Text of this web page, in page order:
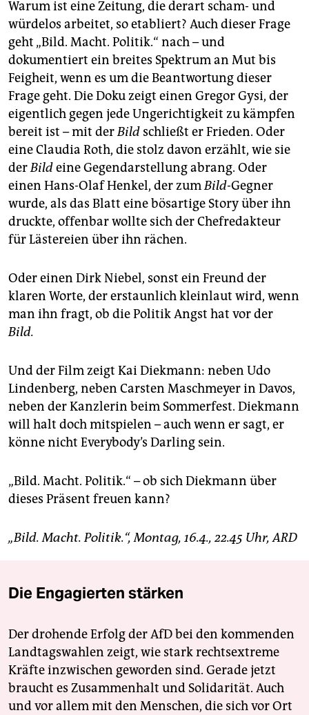
Warum ist eine Zeitung, die derart scham- und
würdelos arbeitet, so etabliert? Auch dieser Frage
geht „Bild. Macht. Politik.“ nach – und
dokumentiert ein breites Spektrum an Mut bis
Feigheit, wenn es um die Beantwortung dieser
Frage geht. Die Doku zeigt einen Gregor Gysi, der
eigentlich gegen jede Ungerichtigkeit zu kämpfen
bereit ist – mit derBild schließt er Frieden. Oder
eine Claudia Roth, die stolz davon erzählt, wie sie
derBildeine Gegendarstellung abrang. Oder
einen Hans-Olaf Henkel, der zumBild-Gegner
wurde, als das Blatt eine bösartige Story über ihn
druckte, offenbar wollte sich der Chefredakteur
für Lästereien über ihn rächen.
Oder einen Dirk Niebel, sonst ein Freund der
klaren Worte, der erstaunlich kleinlaut wird, wenn
man ihn fragt, ob die Politik Angst hat vor der
Bild.
Und der Film zeigt Kai Diekmann: neben Udo
Lindenberg, neben Carsten Maschmeyer in Davos,
neben der Kanzlerin beim Sommerfest. Diekmann
will halt doch mitspielen – auch wenn er sagt, er
könne nicht Everybody’s Darling sein.
„Bild. Macht. Politik.“ – ob sich Diekmann über
dieses Präsent freuen kann?
„Bild. Macht. Politik.“, Montag, 16.4., 22.45 Uhr, ARD
Die Engagierten stärken
Der drohende Erfolg der AfD bei den kommenden
Landtagswahlen zeigt, wie stark rechtsextreme
Kräfte inzwischen geworden sind. Gerade jetzt
braucht es Zusammenhalt und Solidarität. Auch
und vor allem mit den Menschen, die sich vor Ort